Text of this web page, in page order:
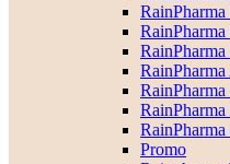
RainPharma
RainPharma
Promo